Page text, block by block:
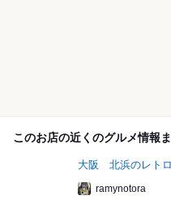
このお店の近くのグルメ情報
大阪 北浜のレト
ramynotora